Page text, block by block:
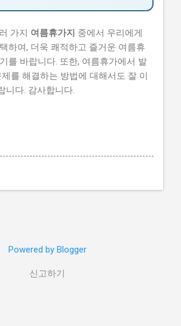
가지 여름휴가지 중에서 우리에게
하여, 더욱 쾌적하고 즐거운 여름휴
를 바랍니다. 또한, 여름휴가에서 발
를 해결하는 방법에 대해서도 잘 이
니다. 감사합니다.
Powered by Blogger
신고하기